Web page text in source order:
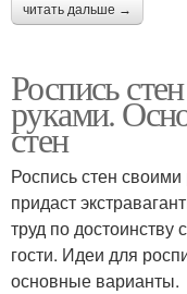
читать дальше →
Роспись
руками.
стен
Роспись стен
придаст
труд по достоинству
гости. Идеи для
основные варианты.